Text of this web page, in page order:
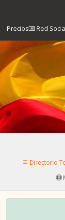
Precios Red
Directorio